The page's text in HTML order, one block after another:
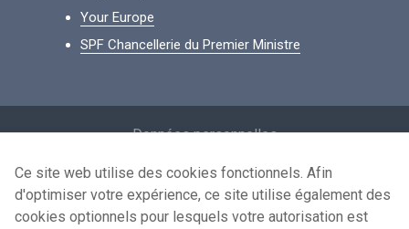
Your Europe
SPF Chancellerie du Premier Ministre
Données personnelles
Conditions de réutilisation
Contactez-nous
Ce site web utilise des cookies fonctionnels. Afin
d'optimiser votre expérience, ce site utilise également des
cookies optionnels pour lesquels votre autorisation est